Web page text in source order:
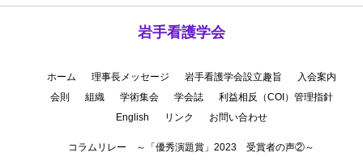
岩手看護学会
ホーム 理事長メッセージ 岩手看護学会設立趣旨
入会案内
会則
組織 学術集会 学会誌
利益相反（COI）管理指針
English
リンク お問い合わせ
コラムリレー ～「優秀演題賞」2023 受賞者の声②～